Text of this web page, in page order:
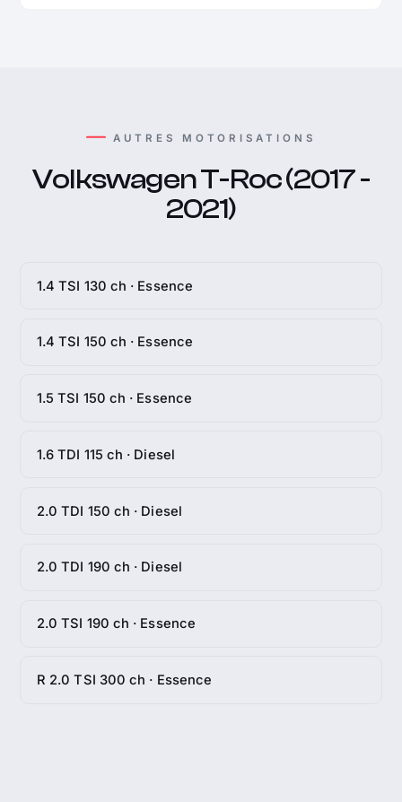
AUTRES MOTORISATIONS
Volkswagen T-Roc (2017 -
2021)
1.4 TSI 130 ch · Essence
1.4 TSI 150 ch · Essence
1.5 TSI 150 ch · Essence
1.6 TDI 115 ch · Diesel
2.0 TDI 150 ch · Diesel
2.0 TDI 190 ch · Diesel
2.0 TSI 190 ch · Essence
R 2.0 TSI 300 ch · Essence